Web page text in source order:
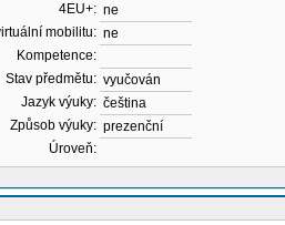
4EU+: ne
mobilitu: ne
Kompetence:
Stav předmětu: vyučován
Jazyk výuky: čeština
Způsob výuky: prezenční
Úroveň: